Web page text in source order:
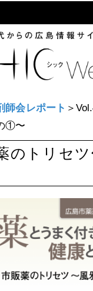
師会レポート ＞
①〜
のトリセ